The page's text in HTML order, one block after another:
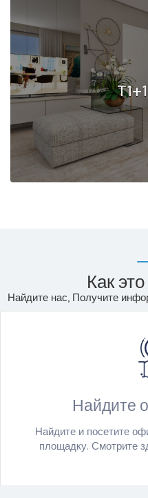
Как
Найдите нас, Получите
Найдите
Найдите и посетите
площадку. Смотрите